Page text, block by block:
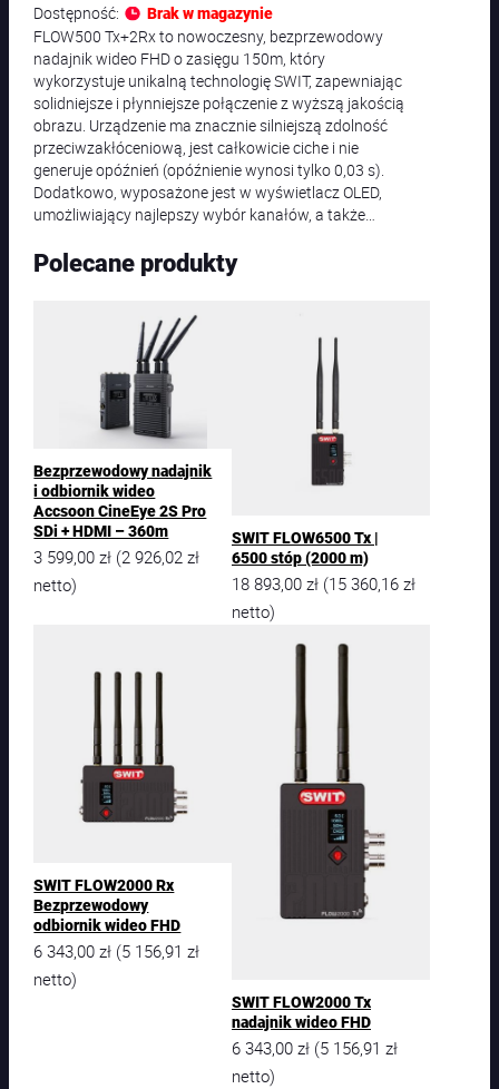
Dostępność:
Brak w magazynie
FLOW500 Tx+2Rx to nowoczesny, bezprzewodowy
nadajnik wideo FHD o zasięgu 150m, który
wykorzystuje unikalną technologię SWIT, zapewniając
solidniejsze i płynniejsze połączenie z wyższą jakością
obrazu. Urządzenie ma znacznie silniejszą zdolność
przeciwzakłóceniową, jest całkowicie ciche i nie
generuje opóźnień (opóźnienie wynosi tylko 0,03 s).
Dodatkowo, wyposażone jest w wyświetlacz OLED,
umożliwiający najlepszy wybór kanałów, a także…
Polecane produkty
Bezprzewodowy nadajnik
i odbiornik wideo
Accsoon CineEye 2S Pro
SDi + HDMI – 360m
3 599,00zł (2 926,02zł
netto)
SWIT FLOW6500 Tx |
6500 stóp (2000 m)
18 893,00 zł (15 360,16 zł
netto)
SWIT FLOW2000 Rx
Bezprzewodowy
odbiornik wideo FHD
6 343,00zł (5 156,91zł
netto)
SWIT FLOW2000 Tx
nadajnik wideo FHD
6 343,00 zł (5 156,91 zł
netto)